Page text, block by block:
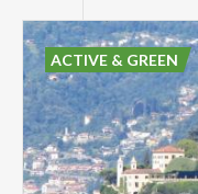
ACTIVE & GREEN